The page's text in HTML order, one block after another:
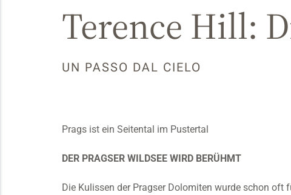
Terence Hill:
UN PASSO DAL CIELO
Prags ist ein Seitental im Pustertal
DER PRAGSER WILDSEE WIRD BERÜHMT
Die Kulissen der Pragser Dolomiten wurde schon oft